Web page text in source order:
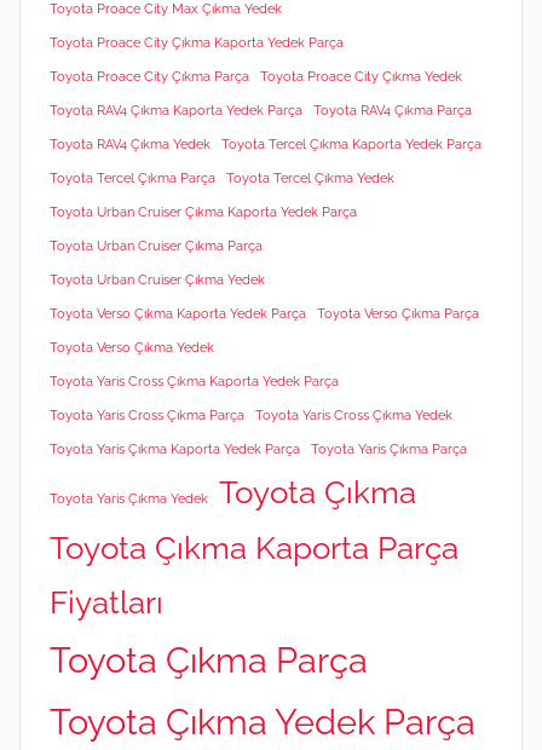
Toyota Proace City Max Çıkma Yedek
Toyota Proace City Çıkma Kaporta Yedek Parça
Toyota Proace City Çıkma Parça Toyota Proace City Çıkma Yedek
Toyota RAV4 Çıkma Kaporta Yedek Parça Toyota RAV4 Çıkma Parça
Toyota RAV4 Çıkma Yedek Toyota Tercel Çıkma Kaporta Yedek Parça
Toyota Tercel Çıkma Parça Toyota Tercel Çıkma Yedek
Toyota Urban Cruiser Çıkma Kaporta Yedek Parça
Toyota Urban Cruiser Çıkma Parça
Toyota Urban Cruiser Çıkma Yedek
Toyota Verso Çıkma Kaporta Yedek Parça Toyota Verso Çıkma Parça
Toyota Verso Çıkma Yedek
Toyota Yaris Cross Çıkma Kaporta Yedek Parça
Toyota Yaris Cross Çıkma Parça Toyota Yaris Cross Çıkma Yedek
Toyota Yaris Çıkma Kaporta Yedek Parça Toyota Yaris Çıkma Parça
Toyota Yaris Çıkma Yedek
Toyota Çıkma
Toyota Çıkma Kaporta Parça
Fiyatları
Toyota Çıkma Parça
Toyota Çıkma Yedek Parça